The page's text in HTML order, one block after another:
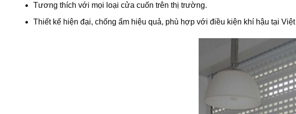
Tương thích với mọi loại cửa cuốn trên thị trường.
Thiết kế hiện đại, chống ẩm hiệu quả, phù hợp với điều kiện khí hậu tại Việt